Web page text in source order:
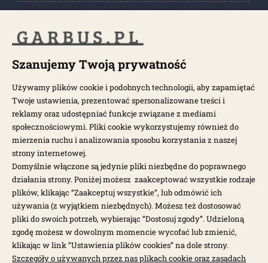
POPULARNE MODELE
NEWSLETTER
Otrzymuj najnowsze wiadomości i oferty bezpośrednio na swoją
pocztę.
ZAPISZ SIĘ >
Szanujemy Twoją prywatność
Używamy plików cookie i podobnych technologii, aby zapamiętać
Twoje ustawienia, prezentować spersonalizowane treści i
reklamy oraz udostępniać funkcje związane z mediami
społecznościowymi. Pliki cookie wykorzystujemy również do
mierzenia ruchu i analizowania sposobu korzystania z naszej
strony internetowej.
Domyślnie włączone są jedynie pliki niezbędne do poprawnego
działania strony. Poniżej możesz zaakceptować wszystkie rodzaje
plików, klikając “Zaakceptuj wszystkie”, lub odmówić ich
używania (z wyjątkiem niezbędnych). Możesz też dostosować
pliki do swoich potrzeb, wybierając “Dostosuj zgody”. Udzieloną
zgodę możesz w dowolnym momencie wycofać lub zmienić,
klikając w link “Ustawienia plików cookies” na dole strony.
Szczegóły o używanych przez nas plikach cookie oraz zasadach